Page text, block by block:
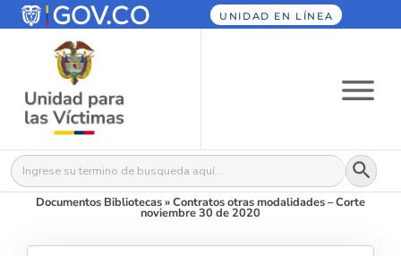
UNIDAD EN LÍNEA
Buscar: Botón
Documentos Bibliotecas»Contratos otras modalidades – Corte
noviembre 30 de 2020